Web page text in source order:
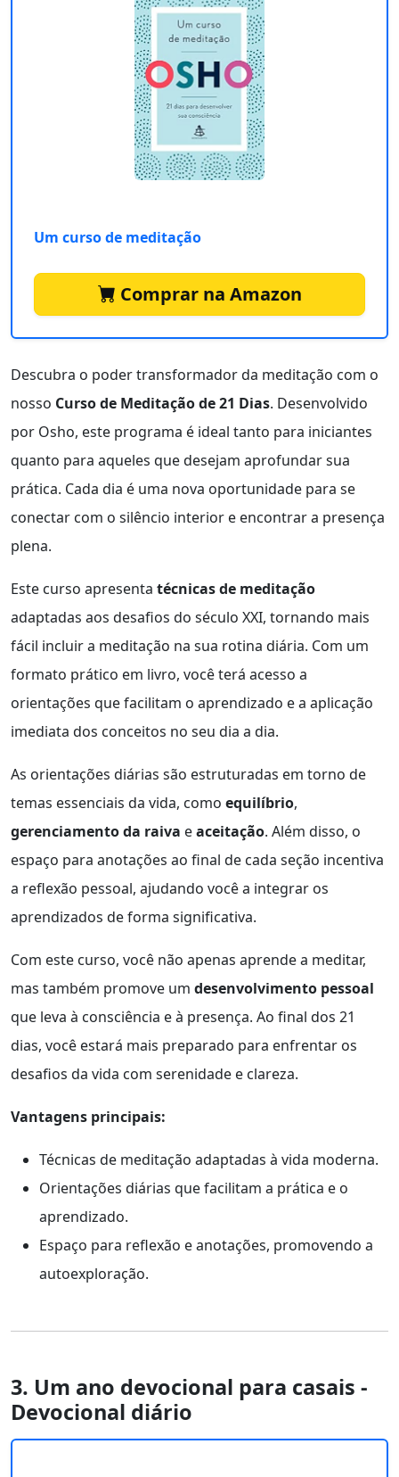
Um curso de meditação
Comprar na Amazon
Descubra o poder transformador da meditação com o
nosso Curso de Meditação de 21 Dias. Desenvolvido
por Osho, este programa é ideal tanto para iniciantes
quanto para aqueles que desejam aprofundar sua
prática. Cada dia é uma nova oportunidade para se
conectar com o silêncio interior e encontrar a presença
plena.
Este curso apresenta técnicas de meditação
adaptadas aos desafios do século XXI, tornando mais
fácil incluir a meditação na sua rotina diária. Com um
formato prático em livro, você terá acesso a
orientações que facilitam o aprendizado e a aplicação
imediata dos conceitos no seu dia a dia.
As orientações diárias são estruturadas em torno de
temas essenciais da vida, como equilíbrio,
gerenciamento da raiva eaceitação. Além disso, o
espaço para anotações ao final de cada seção incentiva
a reflexão pessoal, ajudando você a integrar os
aprendizados de forma significativa.
Com este curso, você não apenas aprende a meditar,
mas também promove um desenvolvimento pessoal
que leva à consciência e à presença. Ao final dos 21
dias, você estará mais preparado para enfrentar os
desafios da vida com serenidade e clareza.
Vantagens principais:
Técnicas de meditação adaptadas à vida moderna.
Orientações diárias que facilitam a prática e o
aprendizado.
Espaço para reflexão e anotações, promovendo a
autoexploração.
3. Um ano devocional para casais -
Devocional diário